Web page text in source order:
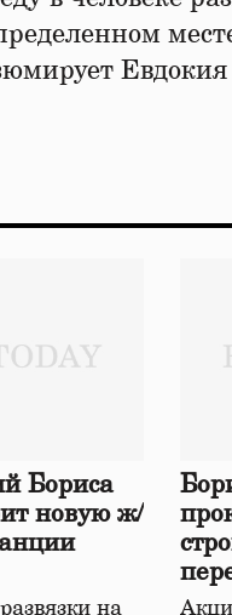
Бориса
новую ж/
на